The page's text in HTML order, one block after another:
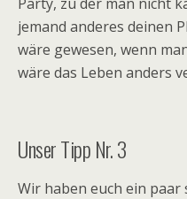
jemand anderes deinen
wäre gewesen, wenn
wäre das Leben anders
Unser Tipp Nr. 3
Wir haben euch ein paar